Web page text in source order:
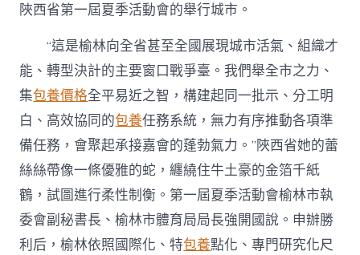
陜西省第一屆夏季活動會的舉行城市。
“這是榆林向全省甚至全國展現城市活氣、組織才
能、轉型決計的主要窗口戰爭臺。我們舉全市之力、
集包養價格全平易近之智，構建起同一批示、分工明
白、高效協同的包養任務系統，無力有序推動各項準
備任務，會聚起承接嘉會的蓬勃氣力。”陜西省她的蕾
絲絲帶像一條優雅的蛇，纏繞住牛土豪的金箔千紙
鶴，試圖進行柔性制衡。第一屆夏季活動會榆林市執
委會副秘書長、榆林市體育局局長強開國說。申辦勝
利后，榆林依照國際化、特包養點化、專門研究化尺